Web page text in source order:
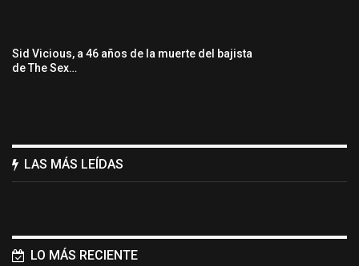
Sid Vicious, a 46 años de la muerte del bajista
de The Sex…
LAS MÁS LEÍDAS
LO MÁS RECIENTE